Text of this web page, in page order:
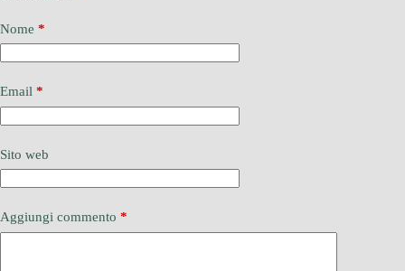
Nome *
Email *
Sito web
Aggiungi commento *